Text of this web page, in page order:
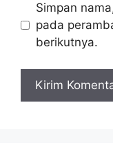
Simpan
pada
berikutnya.